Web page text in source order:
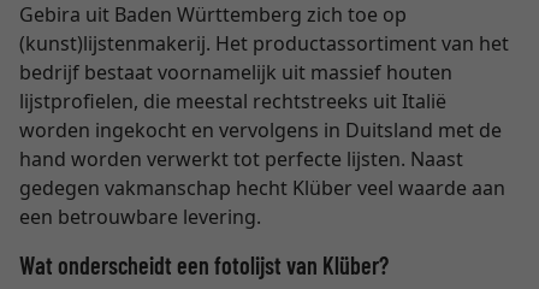
Gebira uit Baden Württemberg zich toe op
(kunst)lijstenmakerij. Het productassortiment van het
bedrijf bestaat voornamelijk uit massief houten
lijstprofielen, die meestal rechtstreeks uit Italië
worden ingekocht en vervolgens in Duitsland met de
hand worden verwerkt tot perfecte lijsten. Naast
gedegen vakmanschap hecht Klüber veel waarde aan
een betrouwbare levering.
Wat onderscheidt een fotolijst van Klüber?